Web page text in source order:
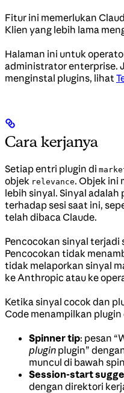
Fitur ini memerlukan
Klien yang lebih lama
Halaman ini untuk
administrator enterprise.
menginstal plugins, lihat
Cara kerjanya
Setiap entri plugin di
objek relevance. Objek ini
lebih sinyal. Sinyal adalah
terhadap sesi saat ini,
telah dibaca Claude.
Pencocokan sinyal terjadi
Pencocokan tidak
tidak melaporkan sinyal
ke Anthropic atau ke
Ketika sinyal cocok dan
Code menampilkan
Spinner tip: pesan
plugin plugin”
muncul di bawah
Session-start
dengan direktori